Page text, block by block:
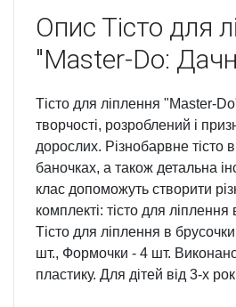
Опис Тісто для
"Master-Do:
Тісто для ліплення "Master-
творчості, розроблений і
дорослих. Різнобарвне тісто
баночках, а також детальна
клас допоможуть створити
комплекті: тісто для
Тісто для ліплення в
шт., Формочки - 4 шт. Виконано
пластику. Для дітей від 3-х